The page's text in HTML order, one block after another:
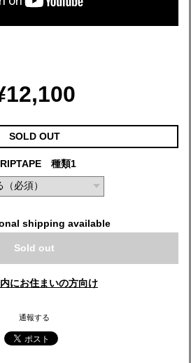
SOLD OUT
種類1
shipping available
Sold out
にお住まいの方向け
通報する